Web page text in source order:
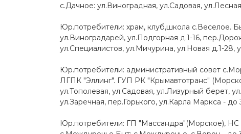
с.Дачное: ул.Виноградная, ул.Садовая,
Юр.потребители: храм, клуб,школа с.Веселое.
ул.Виноградарей, ул.Подгорная д.1-16,
ул.Специалистов, ул.Мичурина, ул.Новая д.1-28,
Юр.потребители: административный совет
ЛГПК "Эллинг". ГУП РК "Крымавтотранс"
ул.Тополевая, ул.Садовая, ул.Лизурный берет,
ул.Заречная, пер.Горького, ул.Карла Маркса - до
Юр.потребители: ГП "Массандра"(Морское),